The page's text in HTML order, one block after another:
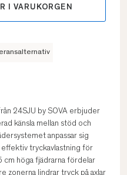
I VARUKORGEN
24SJU by SOVA erbjuder
känsla mellan stöd och
anpassar sig
tryckavlastning för
cm höga fjädrarna fördelar
zonerna lindrar tryck på axlar